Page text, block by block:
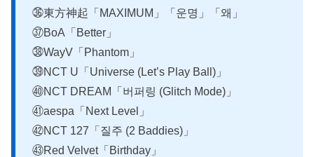
㊱東方神起「MAXIMUM」「운명」「왜」
㊲BoA「Better」
㊳WayV「Phantom」
㊴NCT U「Universe (Let’s Play Ball)」
㊵NCT DREAM「버퍼링 (Glitch Mode)」
㊶aespa「Next Level」
㊷NCT 127「질주 (2 Baddies)」
㊸Red Velvet「Birthday」